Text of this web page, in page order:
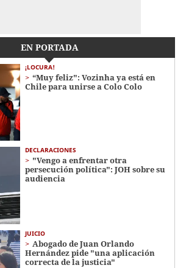
EN PORTADA
¡LOCURA!
“Muy feliz": Vozinha ya está en
Chile para unirse a Colo Colo
DECLARACIONES
"Vengo a enfrentar otra
persecución política": JOH sobre su
audiencia
JUICIO
Abogado de Juan Orlando
Hernández pide "una aplicación
correcta de la justicia"